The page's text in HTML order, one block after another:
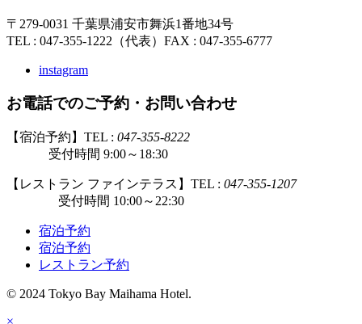
〒279-0031 千葉県浦安市舞浜1番地34号
TEL : 047-355-1222（代表） FAX : 047-355-6777
instagram
お電話でのご予約・お問い合わせ
【宿泊予約】TEL : 047-355-8222
受付時間 9:00～18:30
【レストラン ファインテラス】TEL : 047-355-1207
受付時間 10:00～22:30
宿泊予約
宿泊予約
レストラン予約
© 2024 Tokyo Bay Maihama Hotel.
×